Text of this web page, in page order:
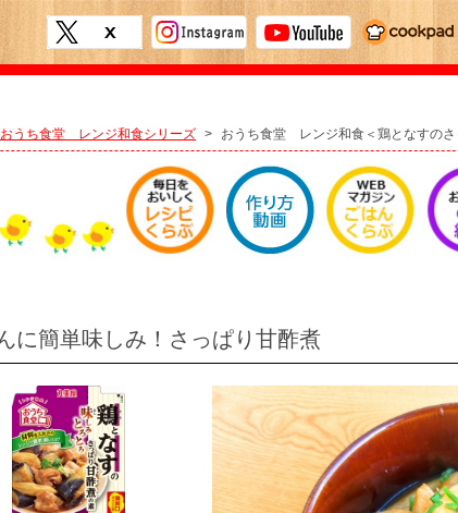
おうち食堂 レンジ和食シリーズ > おうち食堂 レンジ和食＜鶏となすのさ
に簡単味しみ！さっぱり甘酢煮